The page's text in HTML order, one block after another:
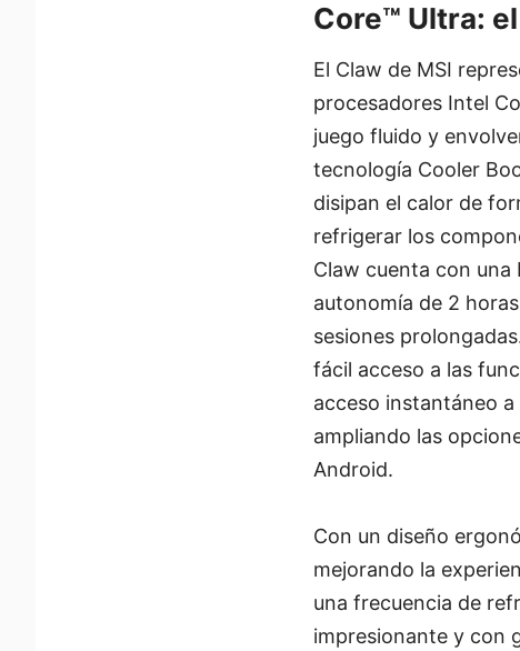
Core™ Ultra:
El Claw de MSI
procesadores Intel
juego fluido y
tecnología Cooler
disipan el calor de
refrigerar los
Claw cuenta con una
autonomía de 2
sesiones
fácil acceso a las
acceso instantáneo
ampliando las
Android.
Con un diseño
mejorando la
una frecuencia de
impresionante y con